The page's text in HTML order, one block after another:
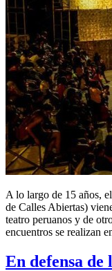
A lo largo de 15 años,
de Calles Abiertas)
teatro peruanos y de
encuentros se realizan
En defensa de